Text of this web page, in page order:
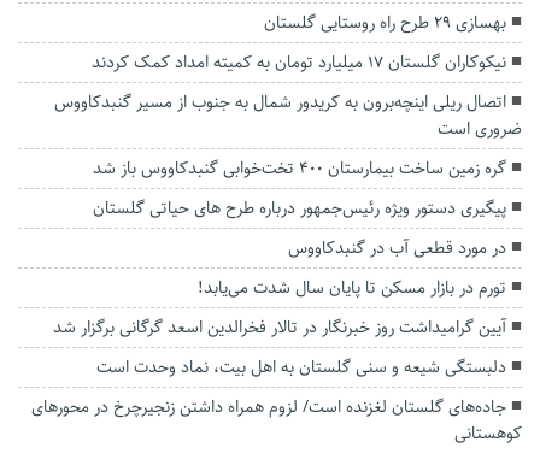
بهسازی ۲۹ طرح راه روستایی گلستان
نیکوکاران گلستان ۱۷ میلیارد تومان به کمیته امداد کمک کردند
اتصال ریلی اینچه‌برون به کریدور شمال به جنوب از مسیر گنبدکاووس
ضروری است
گره زمین ساخت بیمارستان ۴۰۰ تخت‌خوابی گنبدکاووس باز شد
پیگیری دستور ویژه رئیس‌جمهور درباره طرح های حیاتی گلستان
در مورد قطعی آب در گنبدکاووس
تورم در بازار مسکن تا پایان سال شدت می‌یابد!
آیین گرامیداشت روز خبرنگار در تالار فخرالدین اسعد گرگانی برگزار شد
دلبستگی شیعه و سنی گلستان به اهل بیت، نماد وحدت است
جاده‌های گلستان لغزنده است/ لزوم همراه داشتن زنجیرچرخ در محور‌های
کوهستانی